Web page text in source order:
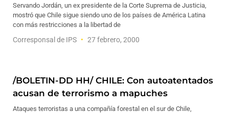
Servando Jordán, un ex presidente de la Corte Suprema de Justicia,
mostró que Chile sigue siendo uno de los países de América Latina
con más restricciones a la libertad de
Corresponsal de IPS 27 febrero, 2000
/BOLETIN-DD HH/ CHILE: Con autoatentados
acusan de terrorismo a mapuches
Ataques terroristas a una compañía forestal en el sur de Chile,